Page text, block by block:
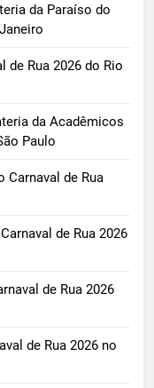
da Paraíso do
de Rua 2026 do Rio
da Acadêmicos
Paulo
Carnaval de Rua
de Rua 2026
de Rua 2026
de Rua 2026 no